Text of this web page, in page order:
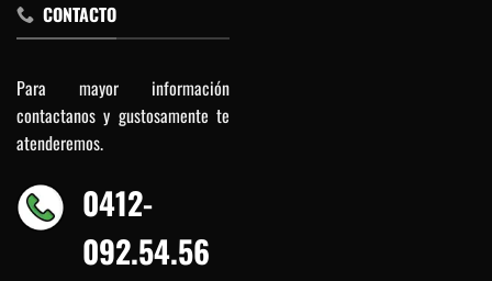
CONTACTO
Para mayor información
contactanos y gustosamente te
atenderemos.
0412-
092.54.56